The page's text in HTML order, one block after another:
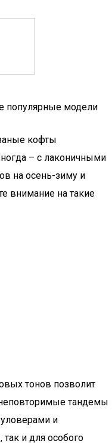
популярные модели
кофты
– с лаконичными
на осень-зиму и
внимание на такие
тонов позволит
тандемы
и
и для особого